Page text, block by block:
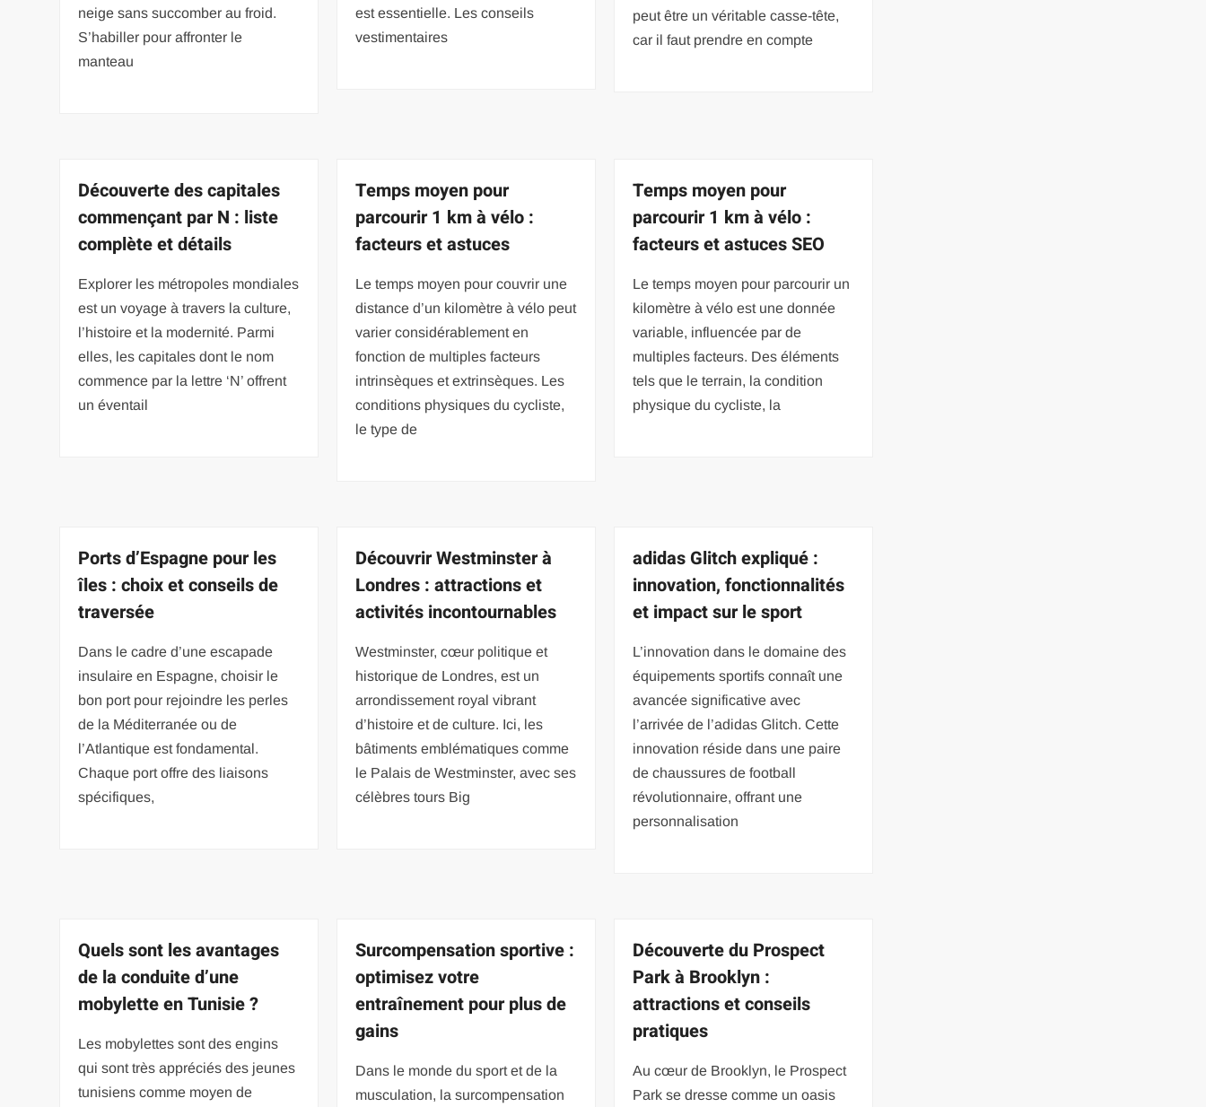
neige sans succomber au froid.
S’habiller pour affronter le
manteau
est essentielle. Les conseils
vestimentaires
peut être un véritable casse-tête,
car il faut prendre en compte
Découverte des capitales
commençant par N : liste
complète et détails
Explorer les métropoles mondiales
est un voyage à travers la culture,
l’histoire et la modernité. Parmi
elles, les capitales dont le nom
commence par la lettre ‘N’ offrent
un éventail
Temps moyen pour
parcourir 1 km à vélo :
facteurs et astuces
Le temps moyen pour couvrir une
distance d’un kilomètre à vélo peut
varier considérablement en
fonction de multiples facteurs
intrinsèques et extrinsèques. Les
conditions physiques du cycliste,
le type de
Temps moyen pour
parcourir 1 km à vélo :
facteurs et astuces SEO
Le temps moyen pour parcourir un
kilomètre à vélo est une donnée
variable, influencée par de
multiples facteurs. Des éléments
tels que le terrain, la condition
physique du cycliste, la
Ports d’Espagne pour les
îles : choix et conseils de
traversée
Dans le cadre d’une escapade
insulaire en Espagne, choisir le
bon port pour rejoindre les perles
de la Méditerranée ou de
l’Atlantique est fondamental.
Chaque port offre des liaisons
spécifiques,
Découvrir Westminster à
Londres : attractions et
activités incontournables
Westminster, cœur politique et
historique de Londres, est un
arrondissement royal vibrant
d’histoire et de culture. Ici, les
bâtiments emblématiques comme
le Palais de Westminster, avec ses
célèbres tours Big
adidas Glitch expliqué :
innovation, fonctionnalités
et impact sur le sport
L’innovation dans le domaine des
équipements sportifs connaît une
avancée significative avec
l’arrivée de l’adidas Glitch. Cette
innovation réside dans une paire
de chaussures de football
révolutionnaire, offrant une
personnalisation
Quels sont les avantages
de la conduite d’une
mobylette en Tunisie ?
Les mobylettes sont des engins
qui sont très appréciés des jeunes
tunisiens comme moyen de
Surcompensation sportive :
optimisez votre
entraînement pour plus de
gains
Dans le monde du sport et de la
musculation, la surcompensation
Découverte du Prospect
Park à Brooklyn :
attractions et conseils
pratiques
Au cœur de Brooklyn, le Prospect
Park se dresse comme un oasis